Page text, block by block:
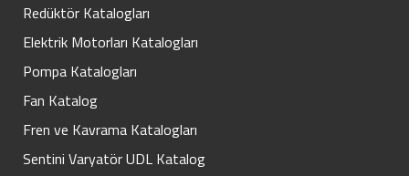
Redüktör Katalogları
Elektrik Motorları Katalogları
Pompa Katalogları
Fan Katalog
Fren ve Kavrama Katalogları
Sentini Varyatör UDL Katalog